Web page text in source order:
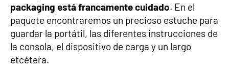
packaging está francamente cuidado. En el
paquete encontraremos un precioso estuche para
guardar la portátil, las diferentes instrucciones de
la consola, el dispositivo de carga y un largo
etcétera.